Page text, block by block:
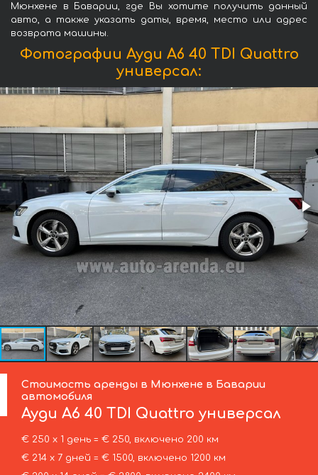
Мюнхене в Баварии, где Вы хотите получить данный
авто, а также указать даты, время, место или адрес
возврата машины.
Фотографии Ауди A6 40 TDI Quattro
универсал:
Стоимость аренды в Мюнхене в Баварии
автомобиля
Ауди A6 40 TDI Quattro универсал
€ 250 х 1 день = € 250, включено 200 км
€ 214 х 7 дней = € 1500, включено 1200 км